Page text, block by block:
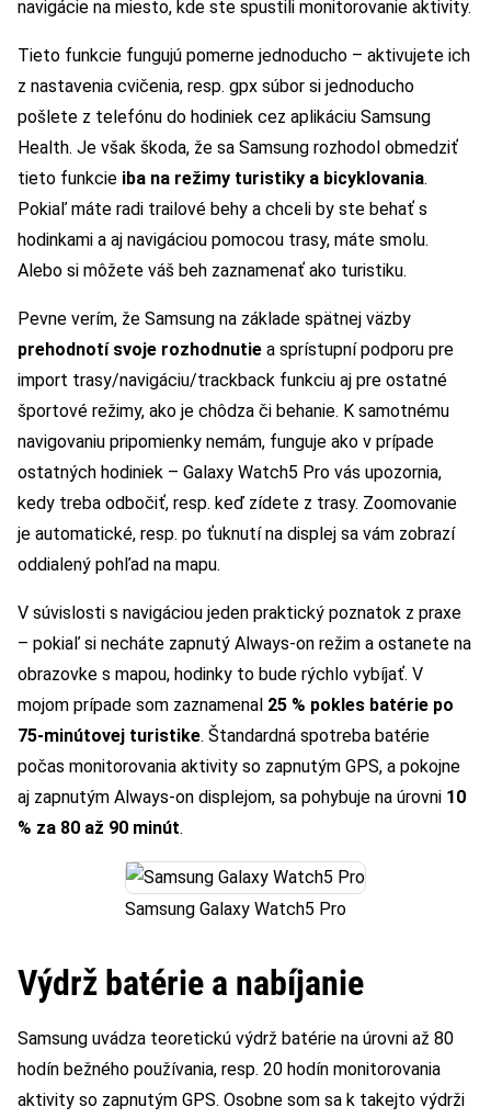
navigácie na miesto, kde ste spustili monitorovanie aktivity.
Tieto funkcie fungujú pomerne jednoducho – aktivujete ich
z nastavenia cvičenia, resp. gpx súbor si jednoducho
pošlete z telefónu do hodiniek cez aplikáciu Samsung
Health. Je však škoda, že sa Samsung rozhodol obmedziť
tieto funkcie iba na režimy turistiky a bicyklovania.
Pokiaľ máte radi trailové behy a chceli by ste behať s
hodinkami a aj navigáciou pomocou trasy, máte smolu.
Alebo si môžete váš beh zaznamenať ako turistiku.
Pevne verím, že Samsung na základe spätnej väzby
prehodnotí svoje rozhodnutie a sprístupní podporu pre
import trasy/navigáciu/trackback funkciu aj pre ostatné
športové režimy, ako je chôdza či behanie. K samotnému
navigovaniu pripomienky nemám, funguje ako v prípade
ostatných hodiniek – Galaxy Watch5 Pro vás upozornia,
kedy treba odbočiť, resp. keď zídete z trasy. Zoomovanie
je automatické, resp. po ťuknutí na displej sa vám zobrazí
oddialený pohľad na mapu.
V súvislosti s navigáciou jeden praktický poznatok z praxe
– pokiaľ si necháte zapnutý Always-on režim a ostanete na
obrazovke s mapou, hodinky to bude rýchlo vybíjať. V
mojom prípade som zaznamenal 25 % pokles batérie po
75-minútovej turistike. Štandardná spotreba batérie
počas monitorovania aktivity so zapnutým GPS, a pokojne
aj zapnutým Always-on displejom, sa pohybuje na úrovni 10
% za 80 až 90 minút.
Samsung Galaxy Watch5 Pro
Výdrž batérie a nabíjanie
Samsung uvádza teoretickú výdrž batérie na úrovni až 80
hodín bežného používania, resp. 20 hodín monitorovania
aktivity so zapnutým GPS. Osobne som sa k takejto výdrži